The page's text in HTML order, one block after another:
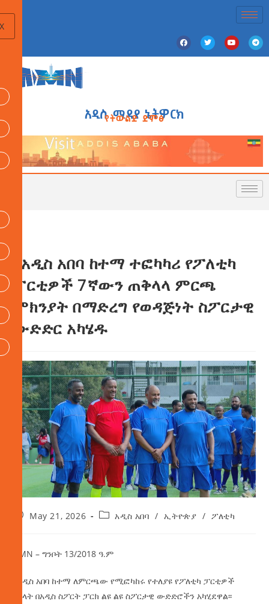
አዲስ ሚዲያ ኔትዎርክ
የትውልድ ድምፅ
የአዲስ አበባ ከተማ ተፎካካሪ የፖለቲካ
ፓርቲዎች 7ኛውን ጠቅላላ ምርጫ
ምክንያት በማድረግ የወዳጅነት ስፖርታዊ
ውድድር አካሄዱ
May 21, 2026 አዲስ አበባ / ኢትዮጵያ / ፖለቲካ
AMN – ግንቦት 13/2018 ዓ.ም
በአዲስ አበባ ከተማ ለምርጫው የሚፎካከሩ የተለያዩ የፖለቲካ ፓርቲዎች
አባላት በአዲስ ስፖርት ፓርክ ልዩ ልዩ ስፖርታዊ ውድድሮችን አካሂደዋል፡፡